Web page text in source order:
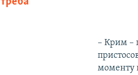
– Крим –
моменту